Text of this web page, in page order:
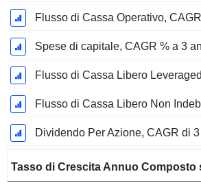
Flusso di Cassa Operativo,
Spese di capitale, CAGR % a 3
Dividendo Per Azione, CAGR di
Tasso di Crescita Annuo Composto